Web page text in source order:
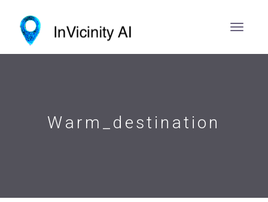
Warm_destination